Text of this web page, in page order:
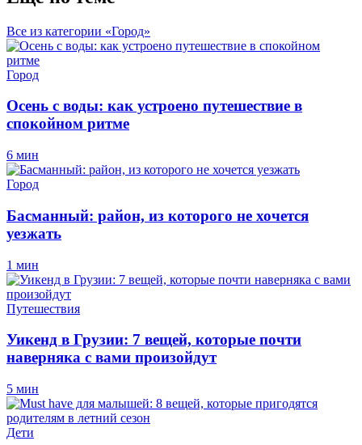
Все из категории «Город»
Город
Осень с воды: как устроено путешествие в
спокойном ритме
6 мин
Город
Басманный: район, из которого не хочется
уезжать
1 мин
Путешествия
Уикенд в Грузии: 7 вещей, которые почти
наверняка с вами произойдут
5 мин
Дети